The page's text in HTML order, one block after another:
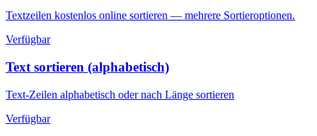
Textzeilen kostenlos online sortieren — mehrere Sortieroptionen.
Verfügbar
Text sortieren (alphabetisch)
Text-Zeilen alphabetisch oder nach Länge sortieren
Verfügbar